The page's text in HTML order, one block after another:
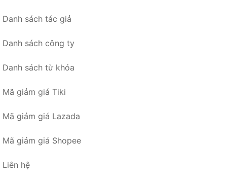
Danh sách tác giả
Danh sách công ty
Danh sách từ khóa
Mã giảm giá Tiki
Mã giảm giá Lazada
Mã giảm giá Shopee
Liên hệ